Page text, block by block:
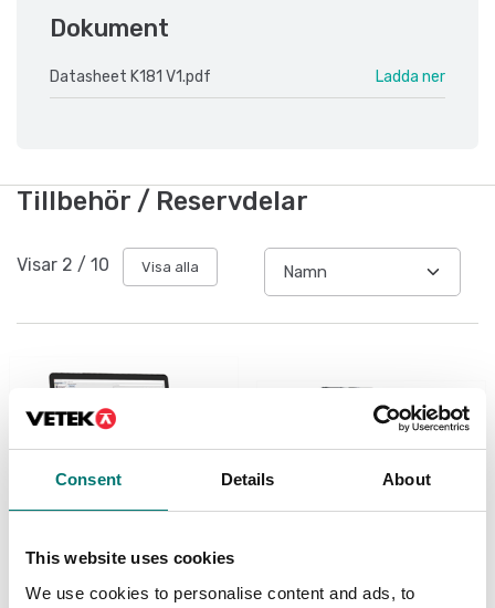
Consent Details About
This website uses cookies
We use cookies to personalise content and ads, to
Dokument
Datasheet K181 V1.pdf Ladda ner
Tillbehör / Reservdelar
Visar 2 / 10 Visa alla
LCV Datainsamlingssystem